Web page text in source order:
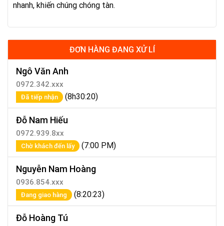
nhanh, khiến chúng chóng tàn.
ĐƠN HÀNG ĐANG XỬ LÍ
Ngô Văn Anh
0972.342.xxx
Đã tiếp nhận (8h30:20)
Đỗ Nam Hiếu
0972.939.8xx
Chờ khách đến lấy (7:00 PM)
Nguyễn Nam Hoàng
0936.854.xxx
Đang giao hàng (8:20:23)
Đỗ Hoàng Tú